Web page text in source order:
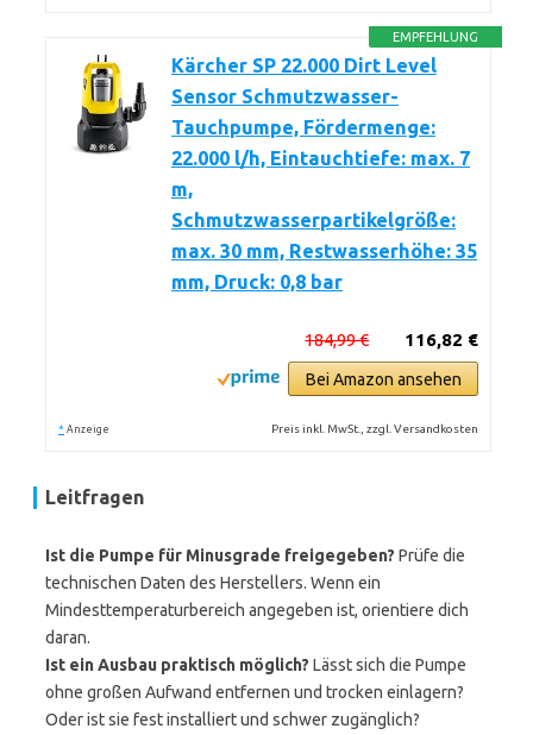
EMPFEHLUNG
Kärcher SP 22.000 Dirt Level
Sensor Schmutzwasser-
Tauchpumpe, Fördermenge:
22.000 l/h, Eintauchtiefe: max. 7
m,
Schmutzwasserpartikelgröße:
max. 30 mm, Restwasserhöhe: 35
mm, Druck: 0,8 bar
116,82 €
184,99 €
Bei Amazon ansehen
* Anzeige Preis inkl. MwSt., zzgl. Versandkosten
Leitfragen
Ist die Pumpe für Minusgrade freigegeben? Prüfe die
technischen Daten des Herstellers. Wenn ein
Mindesttemperaturbereich angegeben ist, orientiere dich
daran.
Ist ein Ausbau praktisch möglich? Lässt sich die Pumpe
ohne großen Aufwand entfernen und trocken einlagern?
Oder ist sie fest installiert und schwer zugänglich?